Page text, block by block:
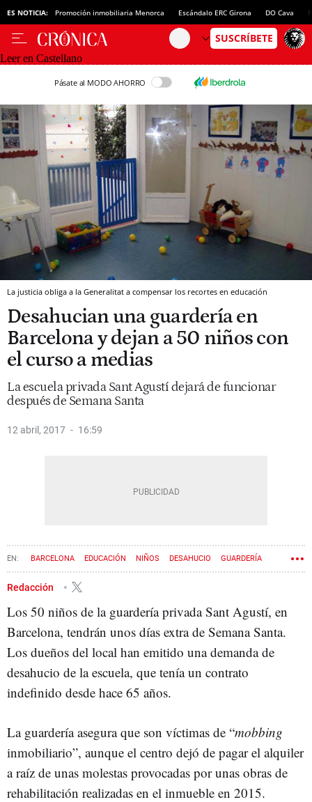
ES NOTICIA: Promoción inmobiliaria Menorca Escándalo ERC Girona DO Cava
Leer en Castellano
Pásate al MODO AHORRO
La justicia obliga a la Generalitat a compensar los recortes en educación
Desahucian una guardería en
Barcelona y dejan a 50 niños con
el curso a medias
La escuela privada Sant Agustí dejará de funcionar
después de Semana Santa
12 abril, 2017 16:59
BARCELONA EDUCACIÓN NIÑOS DESAHUCIO GUARDERÍA
Redacción
Los 50 niños de la guardería privada Sant Agustí, en
Barcelona, tendrán unos días extra de Semana Santa.
Los dueños del local han emitido una demanda de
desahucio de la escuela, que tenía un contrato
indefinido desde hace 65 años.
La guardería asegura que son víctimas de “mobbing
inmobiliario”, aunque el centro dejó de pagar el alquiler
a raíz de unas molestas provocadas por unas obras de
rehabilitación realizadas en el inmueble en 2015.